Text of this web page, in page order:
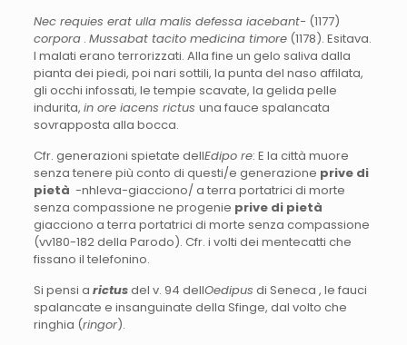
Nec requies erat ulla malis defessa iacebant- (1177)
corpora. Mussabat tacito medicina timore(1178). Esitava.
I malati erano terrorizzati. Alla fine un gelo saliva dalla
pianta dei piedi, poi nari sottili, la punta del naso affilata,
gli occhi infossati, le tempie scavate, la gelida pelle
indurita, in ore iacens rictus una fauce spalancata
sovrapposta alla bocca.
Cfr. generazioni spietate dellEdipo re: E la città muore
senza tenere più conto di questi/e generazione prive di
pietà -nhleva-giacciono/ a terra portatrici di morte
senza compassione ne progenie prive di pietà
giacciono a terra portatrici di morte senza compassione
(vv180-182 della Parodo). Cfr. i volti dei mentecatti che
fissano il telefonino.
Si pensi a rictusdel v. 94 dellOedipus di Seneca , le fauci
spalancate e insanguinate della Sfinge, dal volto che
ringhia (ringor).